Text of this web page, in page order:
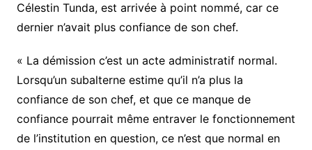
Célestin Tunda, est arrivée à point nommé, car ce
dernier n’avait plus confiance de son chef.
« La démission c’est un acte administratif normal.
Lorsqu’un subalterne estime qu’il n’a plus la
confiance de son chef, et que ce manque de
confiance pourrait même entraver le fonctionnement
de l’institution en question, ce n’est que normal en